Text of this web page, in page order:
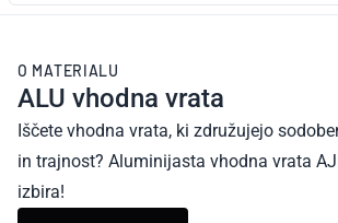
O MATERIALU
ALU vhodna vrata
Iščete vhodna vrata, ki združujejo
in trajnost? Aluminijasta vhodna vrata
izbira!